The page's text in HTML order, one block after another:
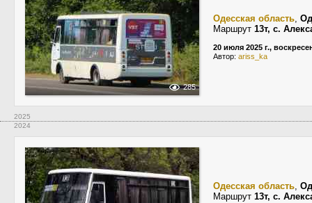
285
Одесская область,
Маршрут 13т, с.
20 июля 2025 г.,
Автор: ariss_ka
2025
2024
Одесская область,
Маршрут 13т, с.